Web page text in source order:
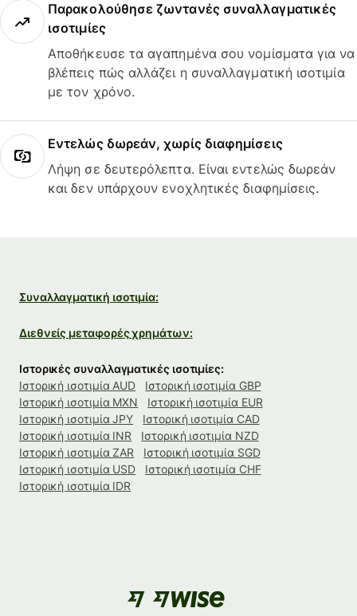
Παρακολούθησε ζωντανές συναλλαγματικές
ισοτιμίες
Αποθήκευσε τα αγαπημένα σου νομίσματα για να
βλέπεις πώς αλλάζει η συναλλαγματική ισοτιμία
με τον χρόνο.
Εντελώς δωρεάν, χωρίς διαφημίσεις
Λήψη σε δευτερόλεπτα. Είναι εντελώς δωρεάν
και δεν υπάρχουν ενοχλητικές διαφημίσεις.
Συναλλαγματική ισοτιμία:
Διεθνείς μεταφορές χρημάτων:
Ιστορικές συναλλαγματικές ισοτιμίες:
Ιστορική ισοτιμία AUD
Ιστορική ισοτιμία GBP
Ιστορική ισοτιμία MXN
Ιστορική ισοτιμία EUR
Ιστορική ισοτιμία JPY
Ιστορική ισοτιμία CAD
Ιστορική ισοτιμία INR
Ιστορική ισοτιμία NZD
Ιστορική ισοτιμία ZAR
Ιστορική ισοτιμία SGD
Ιστορική ισοτιμία USD
Ιστορική ισοτιμία CHF
Ιστορική ισοτιμία IDR